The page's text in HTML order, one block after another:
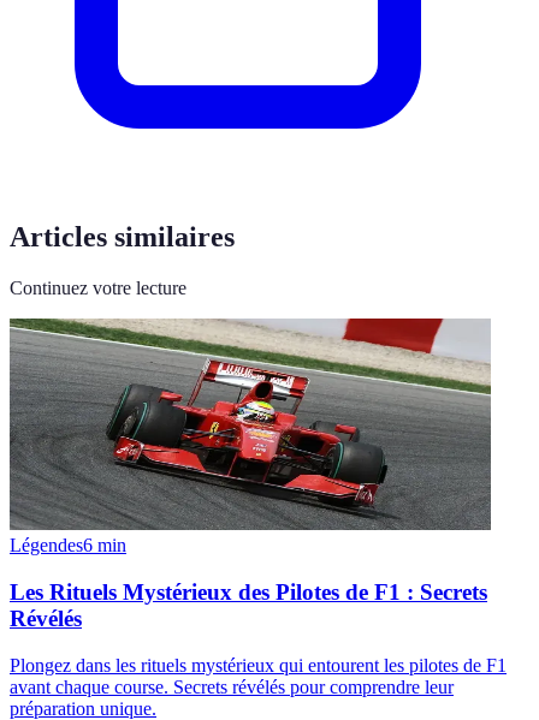
Articles similaires
Continuez votre lecture
Légendes6 min
Les Rituels Mystérieux des Pilotes de F1 : Secrets
Révélés
Plongez dans les rituels mystérieux qui entourent les pilotes de F1
avant chaque course. Secrets révélés pour comprendre leur
préparation unique.